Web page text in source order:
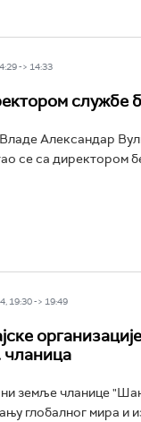
-> 14:33
службе
Александар
се са директором
19:30 -> 19:49
чланица
земље чланице
глобалног мира